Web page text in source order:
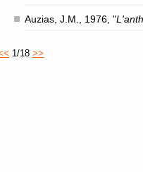
Auzias, J.M., 1976, "
1/18 >>